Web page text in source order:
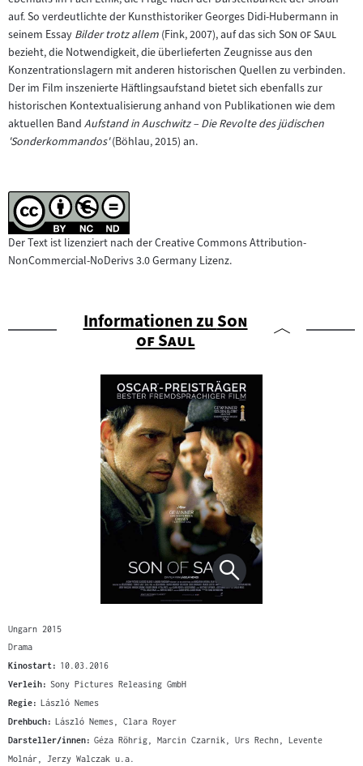
auf. So verdeutlichte der Kunsthistoriker Georges Didi-Hubermann in
seinem Essay Bilder trotz allem (Fink, 2007), auf das sich "
Son of Saul"
bezieht, die Notwendigkeit, die überlieferten Zeugnisse aus den
Konzentrationslagern mit anderen historischen Quellen zu verbinden.
Der im Film inszenierte Häftlingsaufstand bietet sich ebenfalls zur
historischen Kontextualisierung anhand von Publikationen wie dem
aktuellen Band Aufstand in Auschwitz – Die Revolte des jüdischen
'Sonderkommandos'(Böhlau, 2015) an.
Der Text ist lizenziert nach der Creative Commons Attribution-
NonCommercial-NoDerivs 3.0 Germany Lizenz.
Informationen zu "
Son
of Saul"
Ungarn 2015
Drama
Kinostart: 10.03.2016
Verleih: Sony Pictures Releasing GmbH
Regie: László Nemes
Drehbuch: László Nemes, Clara Royer
Darsteller/innen: Géza Röhrig, Marcin Czarnik, Urs Rechn, Levente
Molnár, Jerzy Walczak u.a.